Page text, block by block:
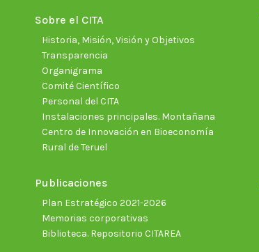
Sobre el CITA
Historia, Misión, Visión y Objetivos
Transparencia
Organigrama
Comité Científico
Personal del CITA
Instalaciones principales. Montañana
Centro de Innovación en Bioeconomía
Rural de Teruel
Publicaciones
Plan Estratégico 2021-2026
Memorias corporativas
Biblioteca. Repositorio CITAREA